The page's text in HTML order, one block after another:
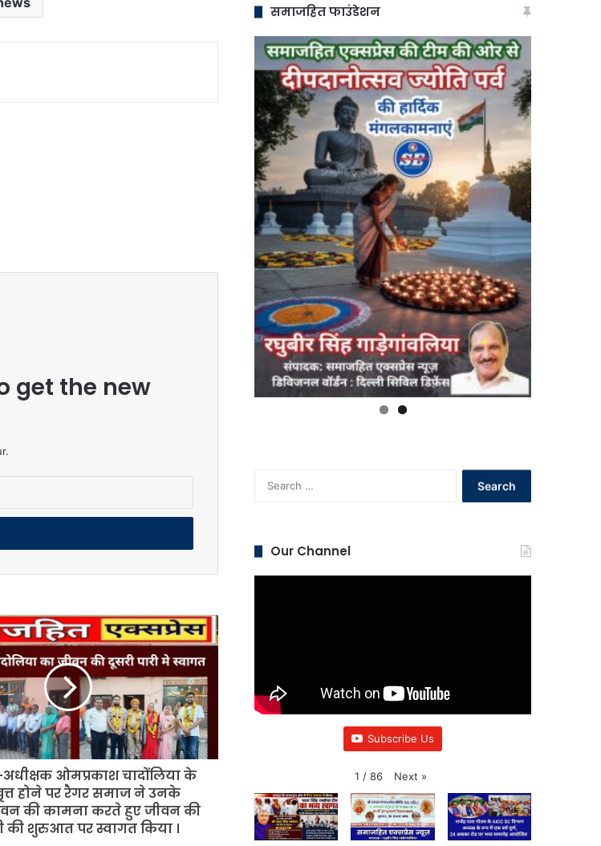
get the new
ओमप्रकाश चादोंलिया के
होने पर रैगर समाज ने उनके
की कामना करते हुए जीवन की
की शुरुआत पर स्वागत किया ।
समाजहित फाउंडेशन
Our Channel
Subscribe Us
1 / 86 Next »